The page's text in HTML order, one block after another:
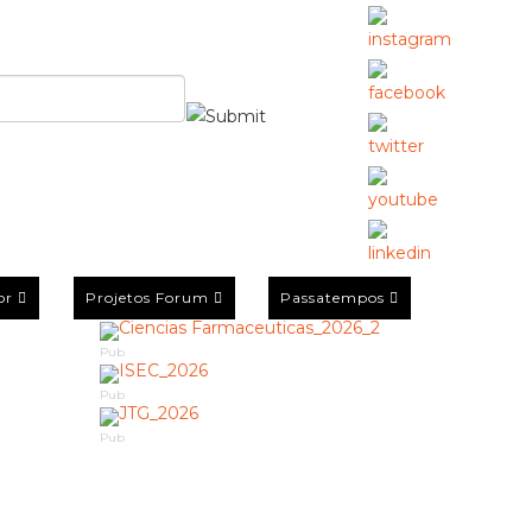
Projetos Forum Passatempos
Pub
Pub
Pub